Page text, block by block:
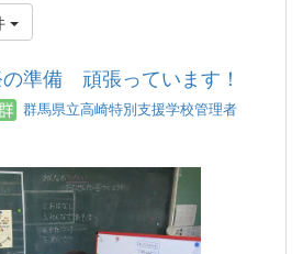
準備 頑張っています！
群馬県立高崎特別支援学校管理者